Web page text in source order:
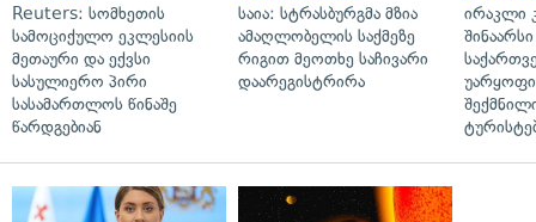
Reuters: სომხეთის
სამოციქულო ეკლესიის
მეთაური და ექვსი
სასულიერო პირი
სასამართლოს წინაშე
წარდგებიან
საია: სტრასბურგმა მზია
ამაღლობელის საქმეზე
რიგით მეოთხე საჩივარი
დაარეგისტრირა
ირაკლი